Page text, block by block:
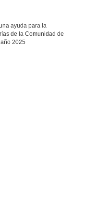
ayuda para la
de la Comunidad de
2025